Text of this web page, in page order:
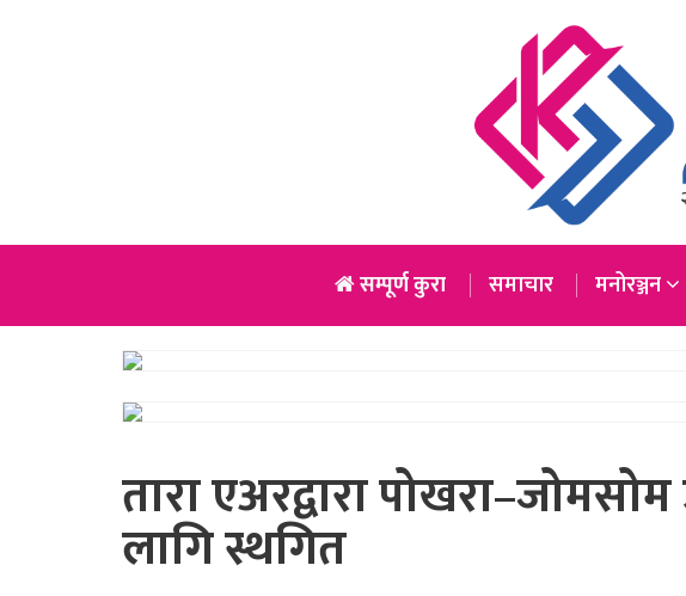
सम्पूर्ण कुरा समाचार मनोरञ्जन
तारा एअरद्वारा
लागि स्थगित